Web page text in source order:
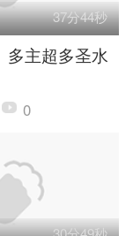
37分44秒
多主超多圣水
0